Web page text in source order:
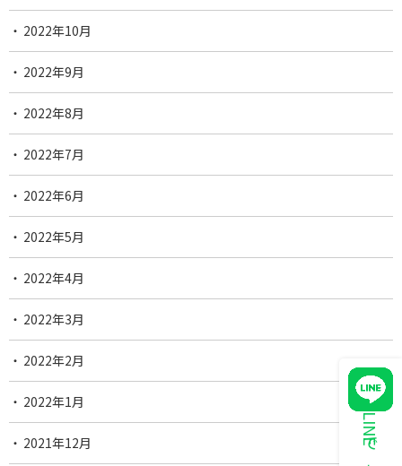
2022年10月
2022年9月
2022年8月
2022年7月
2022年6月
2022年5月
2022年4月
2022年3月
2022年2月
2022年1月
2021年12月